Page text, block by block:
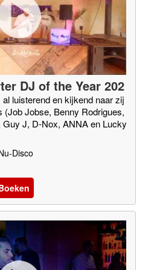
DJ of the Year 202
luisterend en kijkend naar zij
(Job Jobse, Benny Rodrigues,
Guy J, D-Nox, ANNA en Lucky
eigen eclectische sound te be
durft ie aan!
Disco